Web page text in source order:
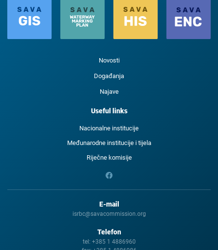
Novosti
Događanja
Najave
Useful links
Nacionalne institucije
Međunarodne institucije i tijela
Riječne komisije
E-mail
isrbc@savacommission.org
Telefon
tel: +385 1 4886960